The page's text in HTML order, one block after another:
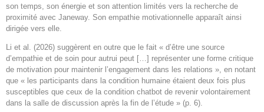
son temps, son énergie et son attention limités vers la recherche de
proximité avec Janeway. Son empathie motivationnelle apparaît ainsi
dirigée vers elle.
Li et al. (2026) suggèrent en outre que le fait « d’être une source
d’empathie et de soin pour autrui peut […] représenter une forme critique
de motivation pour maintenir l’engagement dans les relations », en notant
que « les participants dans la condition humaine étaient deux fois plus
susceptibles que ceux de la condition chatbot de revenir volontairement
dans la salle de discussion après la fin de l’étude » (p. 6).